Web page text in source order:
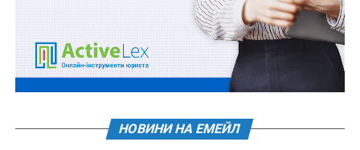
Розгляд справ про примусове відчуження
майна під час війни - в господарському суді
Виконання нормативу для працевлаштування
осіб з інвалідністю перевірятимуть з липня
2026 р.
Передача військового майна – без погодження
з Держкомстатом
НОВИНИ НА ЕМЕЙЛ